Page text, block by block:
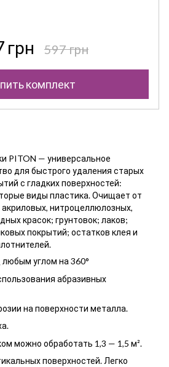
грн 597 грн
комплект
PITON — универсальное
для быстрого удаления старых
с гладких поверхностей:
виды пластика. Очищает от
нитроцеллюлозных,
красок; грунтовок; лаков;
покрытий; остатков клея и
углом на 360°
абразивных
на поверхности металла.
можно обработать 1,3 — 1,5 м².
поверхностей. Легко